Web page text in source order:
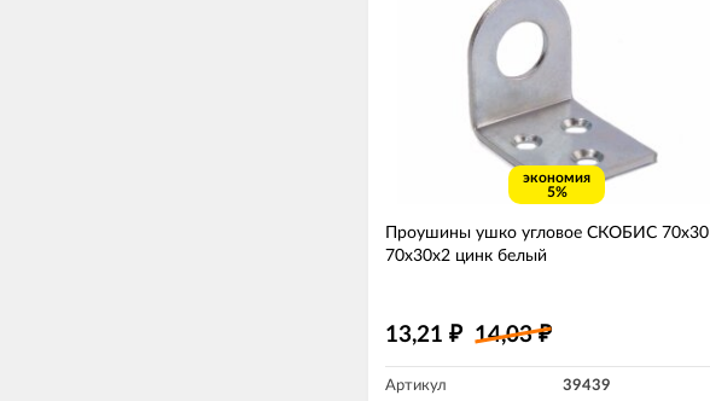
экономия
5%
Проушины ушко угловое СКОБИС 70х30
70х30х2 цинк белый
13,21 ₽ 14,03₽
Артикул 39439